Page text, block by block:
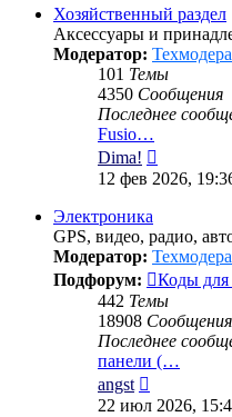
Хозяйственный раздел
Аксессуары и
Модератор:
101 Темы
4350 Сообщения
Последнее
Fusio…
Dima!
к
12 фев 2026,
Электроника
GPS, видео, радио,
Модератор:
Подфорум:
Коды для
442 Темы
18908 Сообщения
Последнее
панели (…
angst
к
22 июл 2026,